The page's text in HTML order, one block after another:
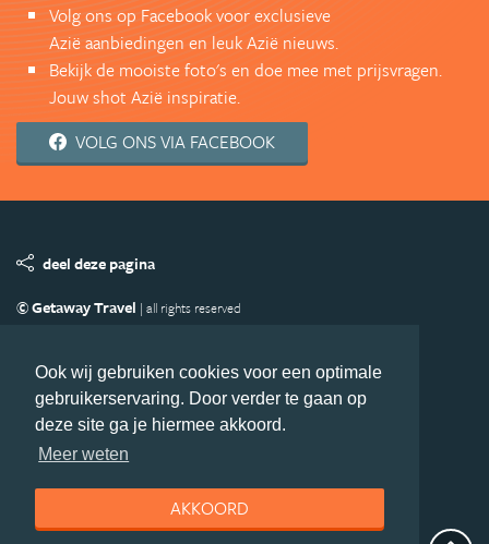
Ook wij gebruiken cookies voor een optimale
gebruikerservaring. Door verder te gaan op
deze site ga je hiermee akkoord.
Meer weten
AKKOORD
Volg ons op Facebook voor exclusieve
Azië aanbiedingen en leuk Azië nieuws.
Bekijk de mooiste foto's en doe mee met prijsvragen.
Jouw shot Azië inspiratie.
VOLG ONS VIA FACEBOOK
deel deze pagina
© Getaway Travel | all rights reserved
Copyright
Privacy statement Disclaimer
Cookies
Volg Azie.nl
Nieuwsbrief
Facebook